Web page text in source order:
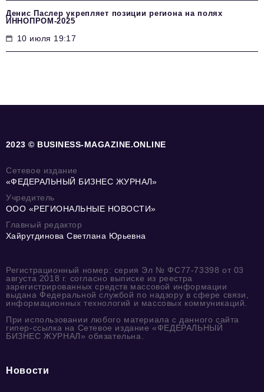
Денис Паслер укрепляет позиции региона на полях
ИННОПРОМ-2025
10 июля 19:17
2023 © BUSINESS-MAGAZINE.ONLINE
Сетевое издание
«ФЕДЕРАЛЬНЫЙ БИЗНЕС ЖУРНАЛ»
Учредитель
ООО «РЕГИОНАЛЬНЫЕ НОВОСТИ»
Главный редактор
Хайрутдинова Светлана Юрьевна
Регистрационный номер: серия Эл № ФС77-73398 от 03
августа 2018 г. согласно выписке из реестра
зарегистрированных средств массовой информации
выдана Федеральной службой по надзору в сфере связи,
информационных технологий и массовых коммуникаций.
При использовании любого материала с данного сайта
гипер-ссылка на Сетевое издание «ФЕДЕРАЛЬНЫЙ
БИЗНЕС ЖУРНАЛ» обязательна.
Новости